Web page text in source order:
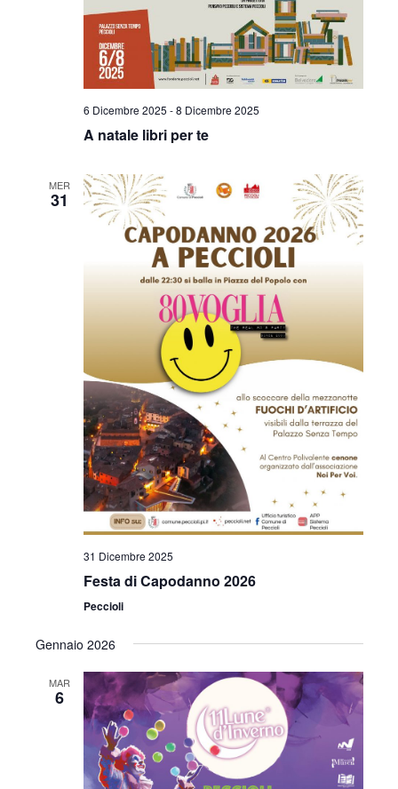
i
s
N
a
v
i
g
a
i
o
n
e
i
o
6 Dicembre 2025 -8 Dicembre 2025
A natale libri per te
MER
31
31 Dicembre 2025
Festa di Capodanno 2026
Peccioli
Gennaio 2026
MAR
6